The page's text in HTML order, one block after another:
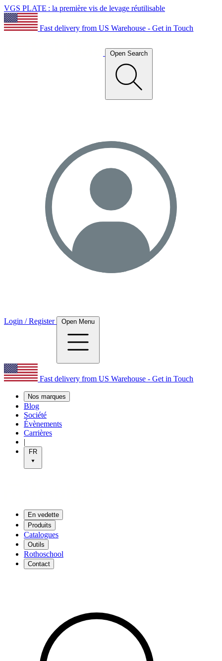
VGS PLATE : la première vis de levage réutilisable
Fast delivery from US Warehouse - Get in Touch
Open Search
Login / Register Open Menu
Fast delivery from US Warehouse - Get in Touch
Nos marques
Blog
Société
Évènements
Carrières
|
FR
En vedette
Produits
Catalogues
Outils
Rothoschool
Contact